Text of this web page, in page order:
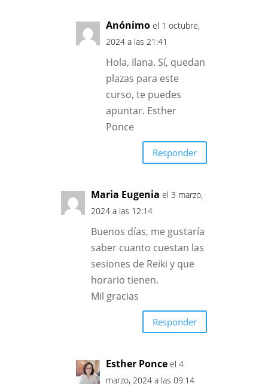
Anónimo el 1 octubre,
2024 a las 21:41
Hola, Ilana. Sí, quedan
plazas para este
curso, te puedes
apuntar. Esther
Ponce
Responder
Maria Eugenia el 3 marzo,
2024 a las 12:14
Buenos días, me gustaría
saber cuanto cuestan las
sesiones de Reiki y que
horario tienen.
Mil gracias
Responder
Esther Ponce el 4
marzo, 2024 a las 09:14